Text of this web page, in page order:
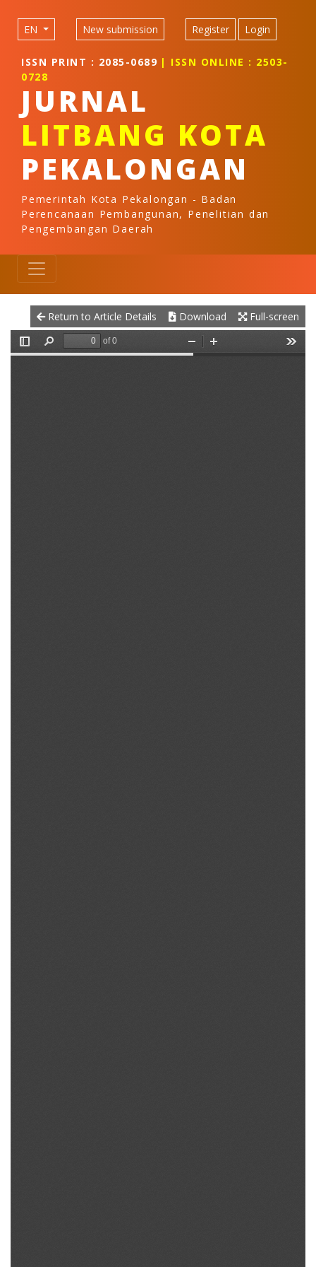
Main Navigation
Main Content
EN New submission Register Login
ISSN PRINT : 2085-0689 | ISSN ONLINE : 2503-
0728
JURNAL
LITBANG KOTA
PEKALONGAN
Pemerintah Kota Pekalongan - Badan
Perencanaan Pembangunan, Penelitian dan
Pengembangan Daerah
Return to Article Details Download Full-screen